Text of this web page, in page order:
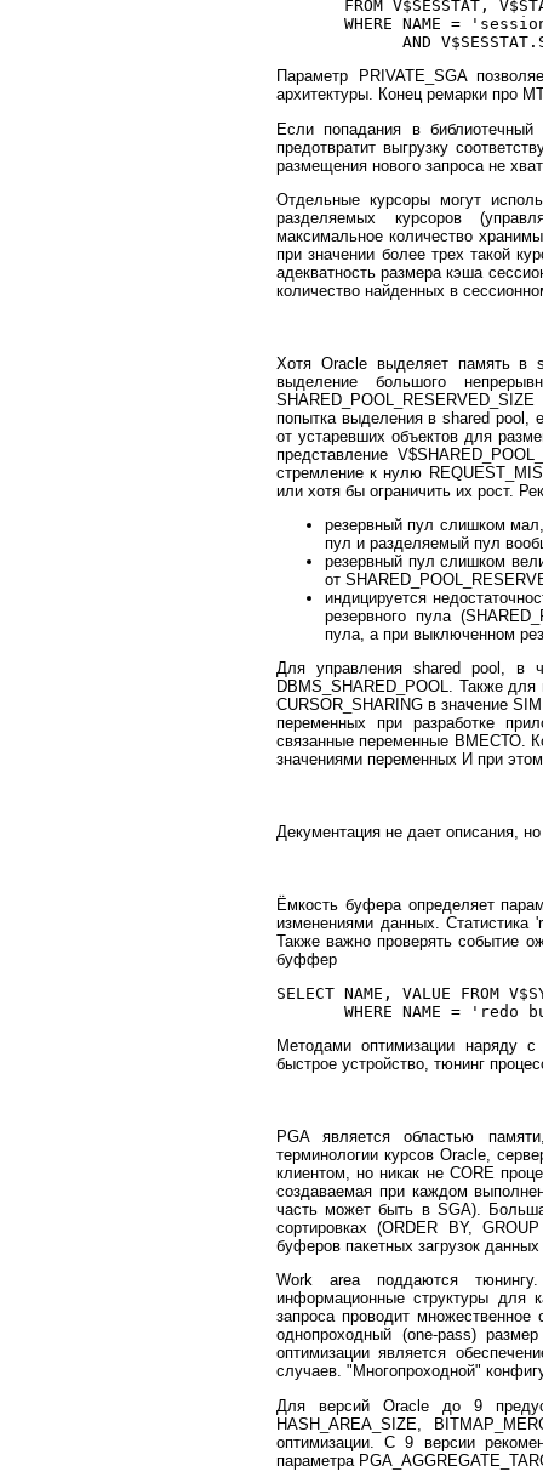
FROM V$SESSTAT,
WHERE NAME =
Параметр PRIVATE_SGA
архитектуры. Конец ремарки про
Если попадания в
предотвратит выгрузку
размещения нового запроса не
Отдельные курсоры могут
разделяемых курсоров
максимальное количество
при значении более трех такой
адекватность размера кэша
количество найденных в
Хотя Oracle выделяет память в
выделение большого
попытка выделения в shared pool,
от устаревших объектов для
представление
стремление к нулю
или хотя бы ограничить их рост.
резервный пул слишком
пул и разделяемый пул
резервный пул слишком
от
индицируется
резервного пула
пула, а при выключенном
Для управления shared pool, в
DBMS_SHARED_POOL. Также
CURSOR_SHARING в значение
переменных при разработке
связанные переменные ВМЕСТО.
значениями переменных И при
Декументация не дает описания,
Ёмкость буфера определяет
изменениями данных.
Также важно проверять событие
буффер
SELECT NAME, VALUE FROM
Методами оптимизации наряду
быстрое устройство, тюнинг
PGA является областью
терминологии курсов Oracle,
клиентом, но никак не CORE
создаваемая при каждом
часть может быть в SGA).
сортировках (ORDER BY,
буферов пакетных загрузок данных
Work area поддаются
информационные структуры для
запроса проводит
однопроходный (one-pass)
оптимизации является
случаев. "Многопроходной"
Для версий Oracle до 9
HASH_AREA_SIZE,
оптимизации. С 9 версии
параметра